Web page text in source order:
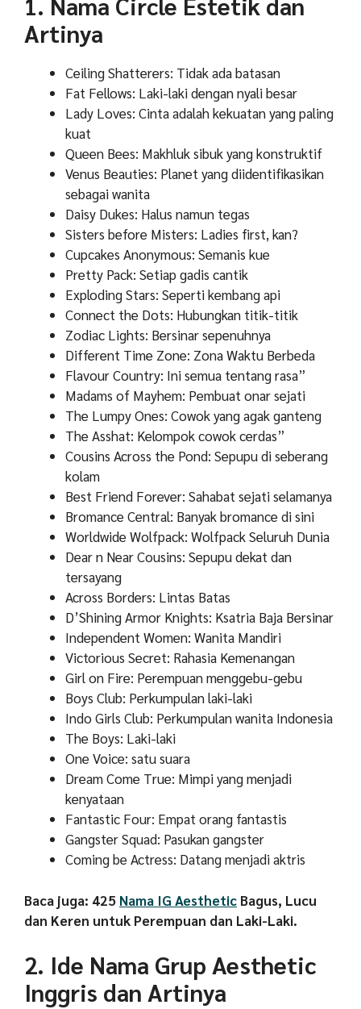
Artinya
Ceiling Shatterers: Tidak ada batasan
Fat Fellows: Laki-laki dengan nyali besar
Lady Loves: Cinta adalah kekuatan yang paling
kuat
Queen Bees: Makhluk sibuk yang konstruktif
Venus Beauties: Planet yang diidentifikasikan
sebagai wanita
Daisy Dukes: Halus namun tegas
Sisters before Misters: Ladies first, kan?
Cupcakes Anonymous: Semanis kue
Pretty Pack: Setiap gadis cantik
Exploding Stars: Seperti kembang api
Connect the Dots: Hubungkan titik-titik
Zodiac Lights: Bersinar sepenuhnya
Different Time Zone: Zona Waktu Berbeda
Flavour Country: Ini semua tentang rasa”
Madams of Mayhem: Pembuat onar sejati
The Lumpy Ones: Cowok yang agak ganteng
The Asshat: Kelompok cowok cerdas”
Cousins Across the Pond: Sepupu di seberang
kolam
Best Friend Forever: Sahabat sejati selamanya
Bromance Central: Banyak bromance di sini
Worldwide Wolfpack: Wolfpack Seluruh Dunia
Dear n Near Cousins: Sepupu dekat dan
tersayang
Across Borders: Lintas Batas
D’Shining Armor Knights: Ksatria Baja Bersinar
Independent Women: Wanita Mandiri
Victorious Secret: Rahasia Kemenangan
Girl on Fire: Perempuan menggebu-gebu
Boys Club: Perkumpulan laki-laki
Indo Girls Club: Perkumpulan wanita Indonesia
The Boys: Laki-laki
One Voice: satu suara
Dream Come True: Mimpi yang menjadi
kenyataan
Fantastic Four: Empat orang fantastis
Gangster Squad: Pasukan gangster
Coming be Actress: Datang menjadi aktris
Baca juga: 425 Nama IG Aesthetic Bagus, Lucu
dan Keren untuk Perempuan dan Laki-Laki.
2. Ide Nama Grup Aesthetic
Inggris dan Artinya